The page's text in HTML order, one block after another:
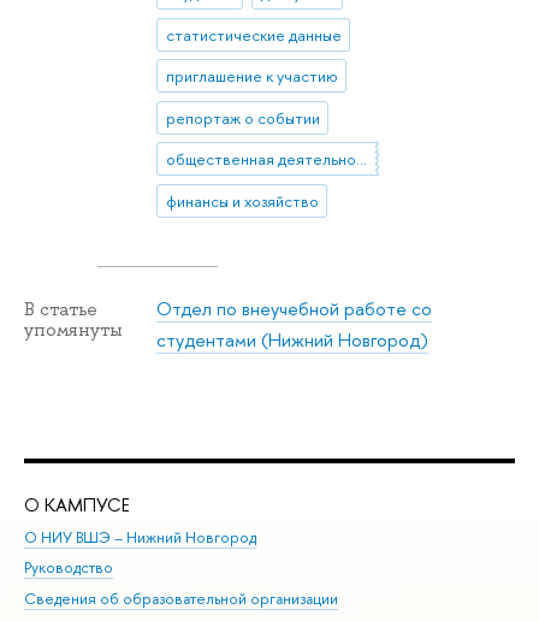
статистические данные
приглашение к участию
репортаж о событии
общественная деятельность
финансы и хозяйство
В статье
упомянуты
Отдел по внеучебной работе со
студентами (Нижний Новгород)
О КАМПУСЕ
О НИУ ВШЭ – Нижний Новгород
Руководство
Сведения об образовательной организации